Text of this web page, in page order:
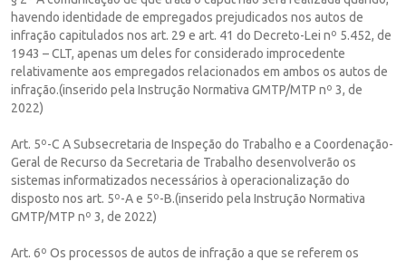
havendo identidade de empregados prejudicados nos autos de
infração capitulados nos art. 29 e art. 41 do Decreto-Lei nº 5.452, de
1943 – CLT, apenas um deles for considerado improcedente
relativamente aos empregados relacionados em ambos os autos de
infração.(inserido pela Instrução Normativa GMTP/MTP nº 3, de
2022)
Art. 5º-C A Subsecretaria de Inspeção do Trabalho e a Coordenação-
Geral de Recurso da Secretaria de Trabalho desenvolverão os
sistemas informatizados necessários à operacionalização do
disposto nos art. 5º-A e 5º-B.(inserido pela Instrução Normativa
GMTP/MTP nº 3, de 2022)
Art. 6º Os processos de autos de infração a que se referem os